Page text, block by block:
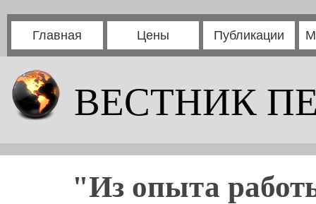
Главная Цены Публикации
ВЕСТНИК
"Из опыта